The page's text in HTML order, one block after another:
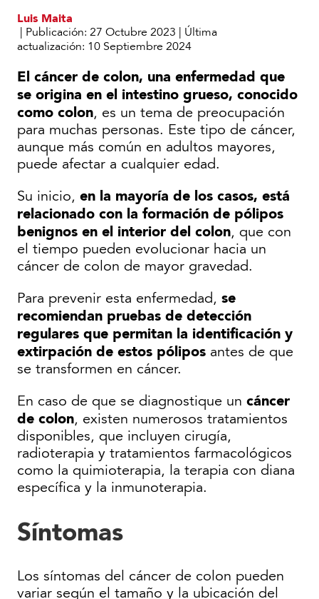
Luis Maita
| Publicación: 27 Octubre 2023 | Última
actualización: 10 Septiembre 2024
El cáncer de colon, una enfermedad que
se origina en el intestino grueso, conocido
como colon, es un tema de preocupación
para muchas personas. Este tipo de cáncer,
aunque más común en adultos mayores,
puede afectar a cualquier edad.
Su inicio, en la mayoría de los casos, está
relacionado con la formación de pólipos
benignos en el interior del colon, que con
el tiempo pueden evolucionar hacia un
cáncer de colon de mayor gravedad.
Para prevenir esta enfermedad, se
recomiendan pruebas de detección
regulares que permitan la identificación y
extirpación de estos pólipos antes de que
se transformen en cáncer.
En caso de que se diagnostique un cáncer
de colon, existen numerosos tratamientos
disponibles, que incluyen cirugía,
radioterapia y tratamientos farmacológicos
como la quimioterapia, la terapia con diana
específica y la inmunoterapia.
Síntomas
Los síntomas del cáncer de colon pueden
variar según el tamaño y la ubicación del